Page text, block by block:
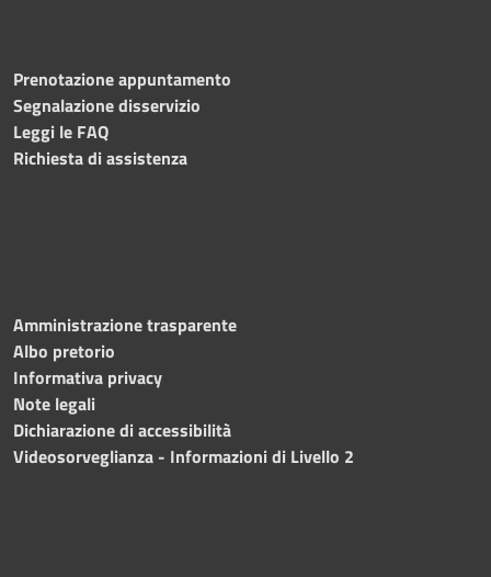
Prenotazione appuntamento
Segnalazione disservizio
Leggi le FAQ
Richiesta di assistenza
Amministrazione trasparente
Albo pretorio
Informativa privacy
Note legali
Dichiarazione di accessibilità
Videosorveglianza - Informazioni di Livello 2